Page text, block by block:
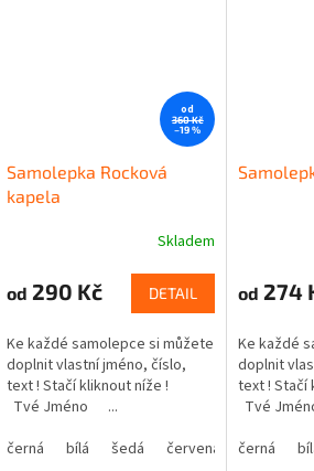
modrá žlutá zelená růžová fialová
od
360 Kč
–19 %
Samolepka Rocková
kapela
Skladem
od 290 Kč DETAIL
Ke každé samolepce si můžete
doplnit vlastní jméno, číslo,
text ! Stačí kliknout níže !
Tvé Jméno ...
černá
bílá šedá červená modrá
od 274
Ke každé
doplnit
text !
Tvé
černá